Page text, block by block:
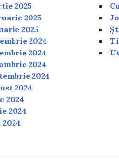
2025
2025
2025
2024
2024
2024
2024
2024
2024
2024
2024